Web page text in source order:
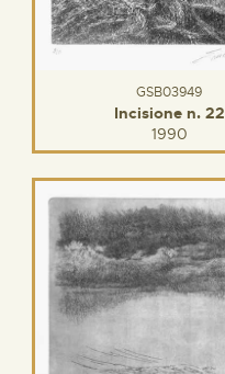
GSB03949
Incisione n. 22
1990